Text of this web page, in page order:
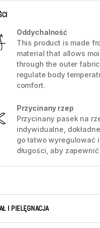
Oddychalność
This product is made
material that allows
through the outer
regulate body
comfort.
Przycinany rzep
Przycinany pasek na
indywidualne,
go łatwo wyregulować
długości, aby
I PIELĘGNACJA